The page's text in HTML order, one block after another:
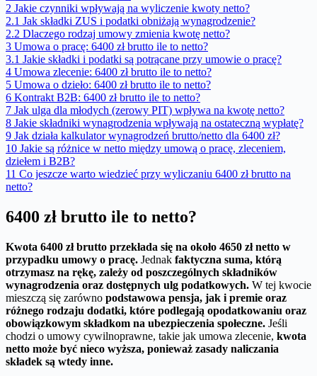
2 Jakie czynniki wpływają na wyliczenie kwoty netto?
2.1 Jak składki ZUS i podatki obniżają wynagrodzenie?
2.2 Dlaczego rodzaj umowy zmienia kwotę netto?
3 Umowa o pracę: 6400 zł brutto ile to netto?
3.1 Jakie składki i podatki są potrącane przy umowie o pracę?
4 Umowa zlecenie: 6400 zł brutto ile to netto?
5 Umowa o dzieło: 6400 zł brutto ile to netto?
6 Kontrakt B2B: 6400 zł brutto ile to netto?
7 Jak ulga dla młodych (zerowy PIT) wpływa na kwotę netto?
8 Jakie składniki wynagrodzenia wpływają na ostateczną wypłatę?
9 Jak działa kalkulator wynagrodzeń brutto/netto dla 6400 zł?
10 Jakie są różnice w netto między umową o pracę, zleceniem,
dziełem i B2B?
11 Co jeszcze warto wiedzieć przy wyliczaniu 6400 zł brutto na
netto?
6400 zł brutto ile to netto?
Kwota 6400 zł brutto przekłada się na około 4650 zł netto w
przypadku umowy o pracę. Jednak faktyczna suma, którą
otrzymasz na rękę, zależy od poszczególnych składników
wynagrodzenia oraz dostępnych ulg podatkowych. W tej kwocie
mieszczą się zarówno podstawowa pensja, jak i premie oraz
różnego rodzaju dodatki, które podlegają opodatkowaniu oraz
obowiązkowym składkom na ubezpieczenia społeczne. Jeśli
chodzi o umowy cywilnoprawne, takie jak umowa zlecenie, kwota
netto może być nieco wyższa, ponieważ zasady naliczania
składek są wtedy inne.